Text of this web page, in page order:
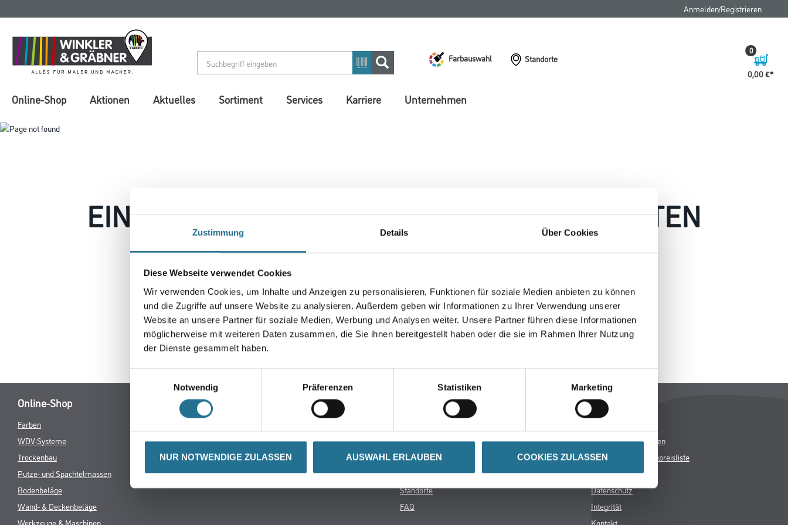
Zustimmung Details Über Cookies
Diese Webseite verwendet Cookies
Wir verwenden Cookies, um Inhalte und Anzeigen zu personalisieren, Funktionen für soziale Medien anbieten zu können
und die Zugriffe auf unsere Website zu analysieren. Außerdem geben wir Informationen zu Ihrer Verwendung unserer
Website an unsere Partner für soziale Medien, Werbung und Analysen weiter. Unsere Partner führen diese Informationen
möglicherweise mit weiteren Daten zusammen, die Sie ihnen bereitgestellt haben oder die sie im Rahmen Ihrer Nutzung
der Dienste gesammelt haben.
Notwendig
Präferenzen Statistiken Marketing
NUR NOTWENDIGE ZULASSEN AUSWAHL ERLAUBEN COOKIES ZULASSEN
springen
springen
Anmelden/Registrieren
Farbauswahl
Standorte
0,00 €
0
Online-Shop Aktionen Aktuelles Sortiment Services Karriere Unternehmen
EIN KLEINER ZWISCHENFALL IST AUFGETRETEN
Erkunden Sie in der Zwischenzeit unseren Online-Shop und lassen Sie sich inspirieren.
ZURÜCK ZUM ONLINE-SHOP
Online-Shop
Farben
WDV-Systeme
Trockenbau
Putze- und Spachtelmassen
Bodenbeläge
Wand- & Deckenbeläge
Werkzeuge & Maschinen
Winkler & Gräbner
Services
Karriere
Unternehmen
Standorte
FAQ
Rechtliches
Nutzungsbedingungen
Logistik- und Servicepreisliste
Impressum
Datenschutz
Integrität
Kontakt